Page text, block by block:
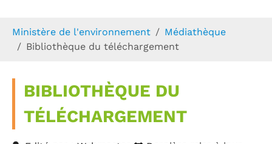
Ministère de l'environnement
Médiathèque
Bibliothèque du téléchargement
BIBLIOTHÈQUE DU
TÉLÉCHARGEMENT